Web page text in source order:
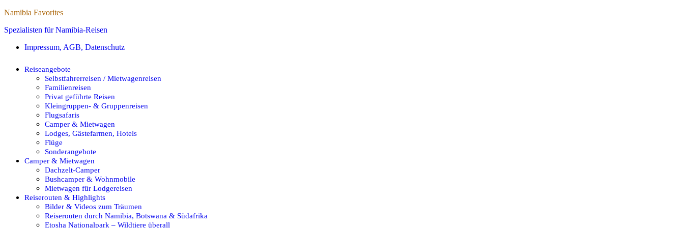
Namibia Favorites
Spezialisten für Namibia-Reisen
Impressum, AGB, Datenschutz
Reiseangebote
Selbstfahrerreisen / Mietwagenreisen
Familienreisen
Privat geführte Reisen
Kleingruppen- & Gruppenreisen
Flugsafaris
Camper & Mietwagen
Lodges, Gästefarmen, Hotels
Flüge
Sonderangebote
Camper & Mietwagen
Dachzelt-Camper
Bushcamper & Wohnmobile
Mietwagen für Lodgereisen
Reiserouten & Highlights
Bilder & Videos zum Träumen
Reiserouten durch Namibia, Botswana & Südafrika
Etosha Nationalpark – Wildtiere überall